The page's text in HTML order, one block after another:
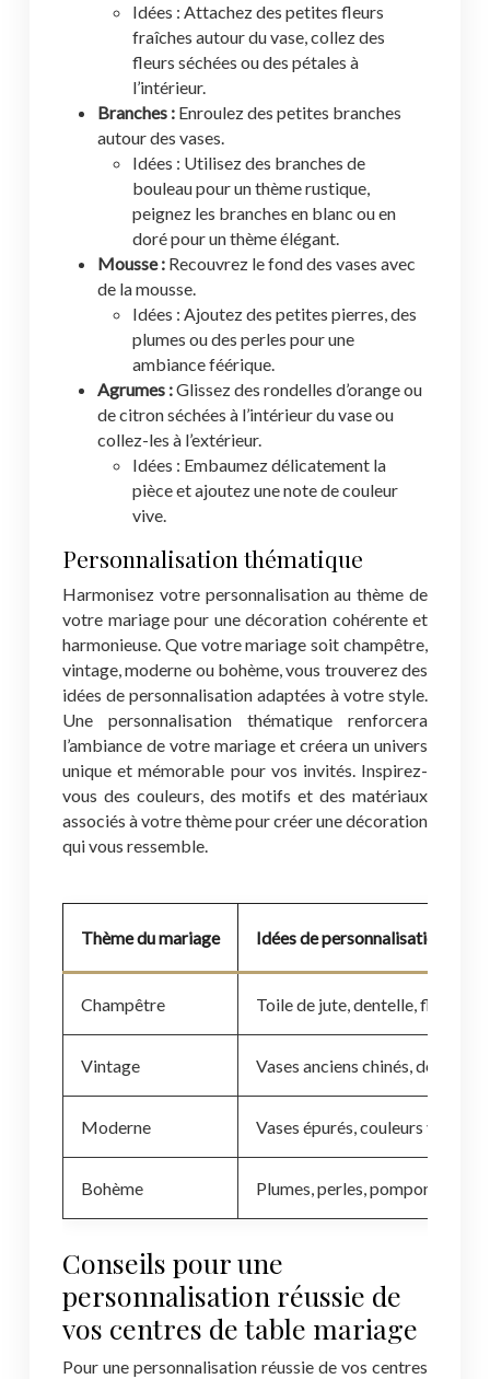
Idées : Attachez des petites fleurs
fraîches autour du vase, collez des
fleurs séchées ou des pétales à
l’intérieur.
Branches : Enroulez des petites branches
autour des vases.
Idées : Utilisez des branches de
bouleau pour un thème rustique,
peignez les branches en blanc ou en
doré pour un thème élégant.
Mousse : Recouvrez le fond des vases avec
de la mousse.
Idées : Ajoutez des petites pierres, des
plumes ou des perles pour une
ambiance féérique.
Agrumes :Glissez des rondelles d’orange ou
de citron séchées à l’intérieur du vase ou
collez-les à l’extérieur.
Idées : Embaumez délicatement la
pièce et ajoutez une note de couleur
vive.
Personnalisation thématique
Harmonisez votre personnalisation au thème de
votre mariage pour une décoration cohérente et
harmonieuse. Que votre mariage soit champêtre,
vintage, moderne ou bohème, vous trouverez des
idées de personnalisation adaptées à votre style.
Une personnalisation thématique renforcera
l’ambiance de votre mariage et créera un univers
unique et mémorable pour vos invités. Inspirez-
vous des couleurs, des motifs et des matériaux
associés à votre thème pour créer une décoration
qui vous ressemble.
Thème du mariage Idées de personnalisation
Champêtre Toile de jute, dentelle, fleurs
Vintage Vases anciens chinés, dentelle
Moderne Vases épurés, couleurs vives,
Bohème Plumes, perles, pompons,
Conseils pour une
personnalisation réussie de
vos centres de table mariage
Pour une personnalisation réussie de vos centres